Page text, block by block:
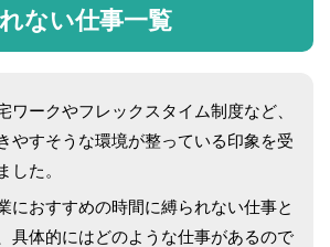
ない仕事一覧
ワークやフレックスタイム制度など、
やすそうな環境が整っている印象を受
した。
におすすめの時間に縛られない仕事と
具体的にはどのような仕事があるので